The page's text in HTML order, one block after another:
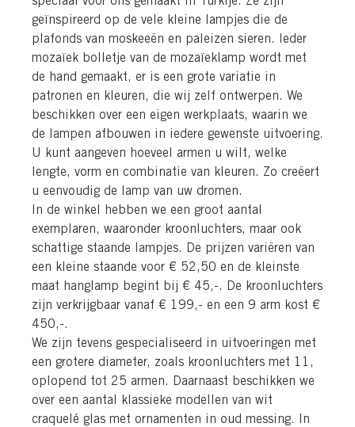
geïnspireerd op de vele kleine lampjes die de
plafonds van moskeeën en paleizen sieren. Ieder
mozaïek bolletje van de mozaïeklamp wordt met
de hand gemaakt, er is een grote variatie in
patronen en kleuren, die wij zelf ontwerpen. We
beschikken over een eigen werkplaats, waarin we
de lampen afbouwen in iedere gewenste uitvoering.
U kunt aangeven hoeveel armen u wilt, welke
lengte, vorm en combinatie van kleuren. Zo creëert
u eenvoudig de lamp van uw dromen.
In de winkel hebben we een groot aantal
exemplaren, waaronder kroonluchters, maar ook
schattige staande lampjes. De prijzen variëren van
een kleine staande voor € 52,50 en de kleinste
maat hanglamp begint bij € 45,-. De kroonluchters
zijn verkrijgbaar vanaf € 199,- en een 9 arm kost €
450,-.
We zijn tevens gespecialiseerd in uitvoeringen met
een grotere diameter, zoals kroonluchters met 11,
oplopend tot 25 armen. Daarnaast beschikken we
over een aantal klassieke modellen van wit
craquelé glas met ornamenten in oud messing. In